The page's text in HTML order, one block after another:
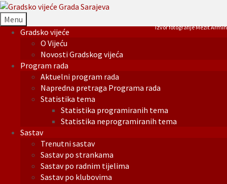
Menu
Gradsko vijeće
O Vijeću
Novosti Gradskog vijeća
Program rada
Aktuelni program rada
Napredna pretraga Programa rada
Statistika tema
Statistika programiranih tema
Statistika neprogramiranih tema
Sastav
Trenutni sastav
Sastav po strankama
Sastav po radnim tijelima
Sastav po klubovima
Izvor fotografije Mezit Armin